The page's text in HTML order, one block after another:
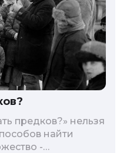
предков?» нельзя
найти
-